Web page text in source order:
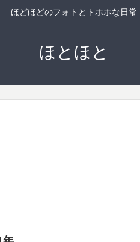
ほどほどのフォトとトホホな日常
ほとほと